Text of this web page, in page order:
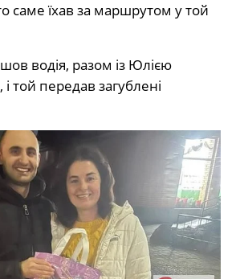
саме їхав за маршрутом у той
водія, разом із Юлією
і той передав загублені